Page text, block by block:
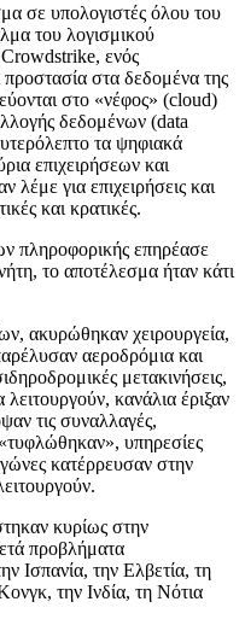
σε υπολογιστές όλου του
του λογισμικού
Crowdstrike, ενός
στα δεδομένα της
στο «νέφος» (cloud)
δεδομένων (data
τα ψηφιακά
επιχειρήσεων και
για επιχειρήσεις και
και κρατικές.
πληροφορικής επηρέασε
το αποτέλεσμα ήταν κάτι
ακυρώθηκαν χειρουργεία,
αεροδρόμια και
μετακινήσεις,
κανάλια έριξαν
τις συναλλαγές,
υπηρεσίες
κατέρρευσαν στην
κυρίως στην
προβλήματα
Ισπανία, την Ελβετία, τη
την Ινδία, τη Νότια